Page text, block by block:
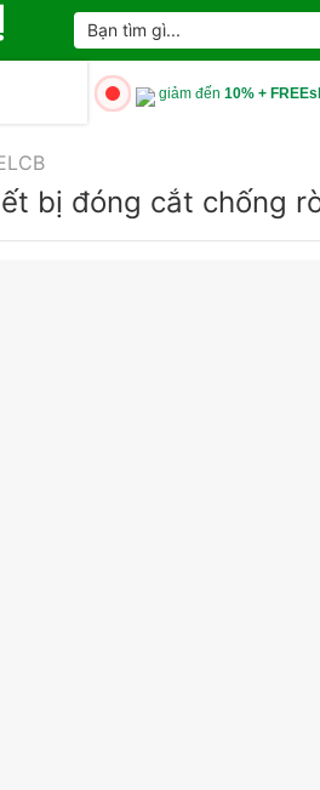
Tìm
kiếm:
giảm đến 10% +
bị đóng cắt chống